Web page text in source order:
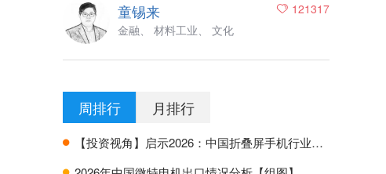
121317
童锡来
金融、 材料工业、 文化
周排行 月排行
H 【投资视角】启示2026：中国折叠屏手机行业投融资及兼并重组分析